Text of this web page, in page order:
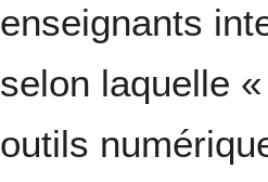
enseignants
selon laquelle
outils